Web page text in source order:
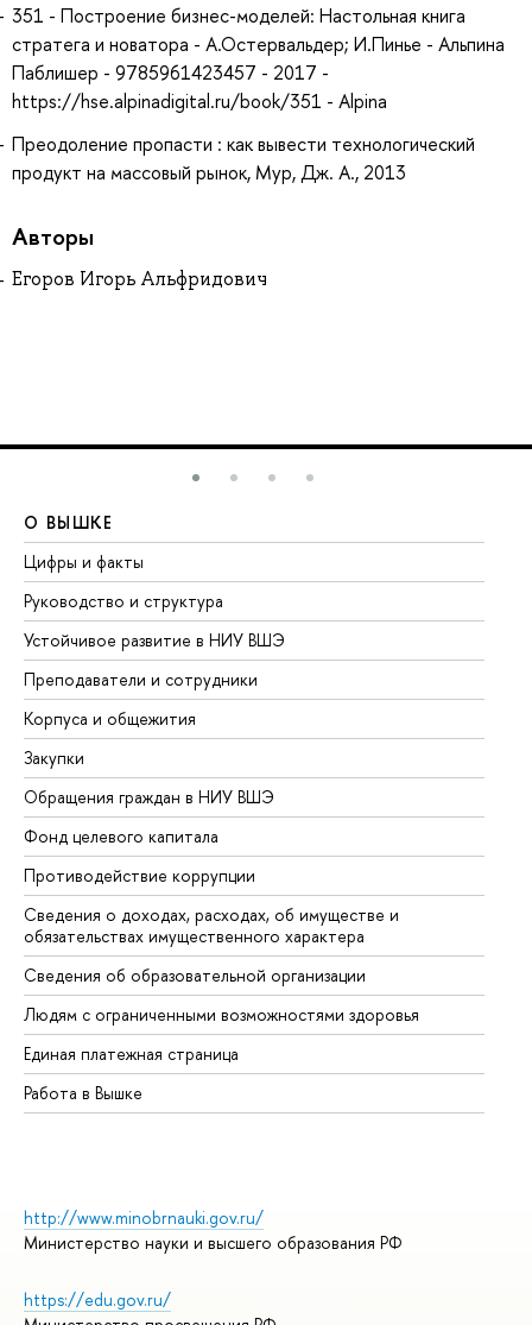
351 - Построение бизнес-моделей: Настольная книга
стратега и новатора - А.Остервальдер; И.Пинье - Альпина
Паблишер - 9785961423457 - 2017 -
https://hse.alpinadigital.ru/book/351 - Alpina
Преодоление пропасти : как вывести технологический
продукт на массовый рынок, Мур, Дж. А., 2013
Авторы
Егоров Игорь Альфридович
О ВЫШКЕ
Цифры и факты
Руководство и структура
Устойчивое развитие в НИУ ВШЭ
Преподаватели и сотрудники
Корпуса и общежития
Закупки
Обращения граждан в НИУ ВШЭ
Фонд целевого капитала
Противодействие коррупции
Сведения о доходах, расходах, об имуществе и
обязательствах имущественного характера
Сведения об образовательной организации
Людям с ограниченными возможностями здоровья
Единая платежная страница
Работа в Вышке
http://www.minobrnauki.gov.ru/
Министерство науки и высшего образования РФ
https://edu.gov.ru/